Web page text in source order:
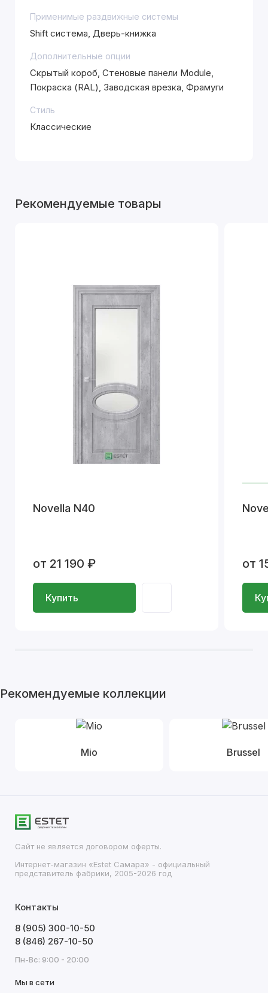
Применимые раздвижные системы
Shift система, Дверь-книжка
Дополнительные опции
Скрытый короб, Стеновые панели Module,
Покраска (RAL), Заводская врезка, Фрамуги
Стиль
Классические
Рекомендуемые товары
Novella N40
от 21 190 ₽
Купить
от
Рекомендуемые коллекции
Mio Brussel
Сайт не является договором оферты.
Интернет-магазин «Estet Самара» - официальный
представитель фабрики, 2005-2026 год
Контакты
8 (905) 300-10-50
8 (846) 267-10-50
Пн-Вс: 9:00 - 20:00
Мы в сети